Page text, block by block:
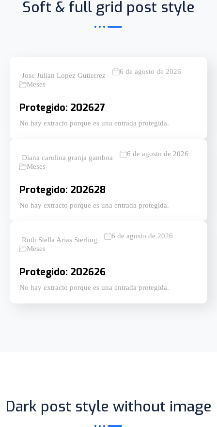
Soft & full grid post style
Jose Julian Lopez Gutierrez
6 de agosto de 2026
Meses
Protegido: 202627
No hay extracto porque es una entrada protegida.
Diana carolina granja gamboa
6 de agosto de 2026
Meses
Protegido: 202628
No hay extracto porque es una entrada protegida.
Ruth Stella Arias Sterling
6 de agosto de 2026
Meses
Protegido: 202626
No hay extracto porque es una entrada protegida.
Dark post style without image